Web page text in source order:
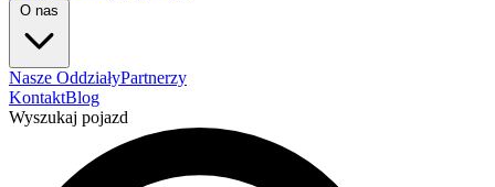
O nas
Nasze OddziałyPartnerzy
KontaktBlog
Wyszukaj pojazd